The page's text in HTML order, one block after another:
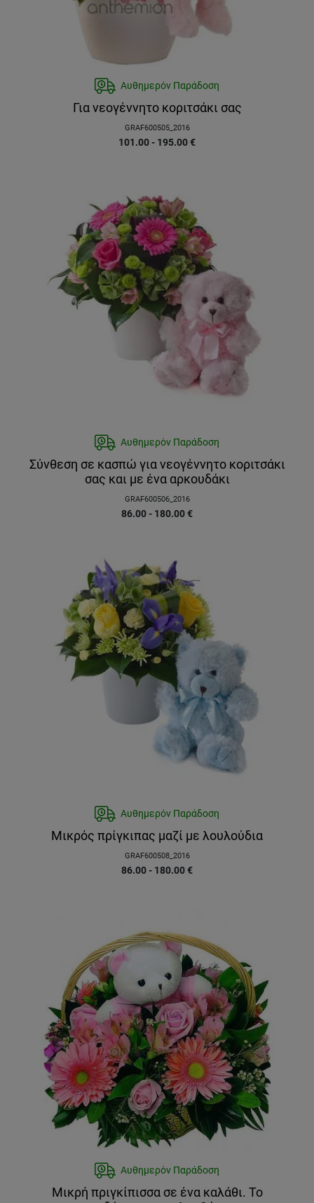
Αυθημερόν Παράδοση
Για νεογέννητο κοριτσάκι σας
GRAF600505_2016
101.00 - 195.00€
Αυθημερόν Παράδοση
Σύνθεση σε κασπώ για νεογέννητο κοριτσάκι
σας και με ένα αρκουδάκι
GRAF600506_2016
86.00 - 180.00€
Αυθημερόν Παράδοση
Μικρός πρίγκιπας μαζί με λουλούδια
GRAF600508_2016
86.00 - 180.00€
Αυθημερόν Παράδοση
Μικρή πριγκίπισσα σε ένα καλάθι. Το